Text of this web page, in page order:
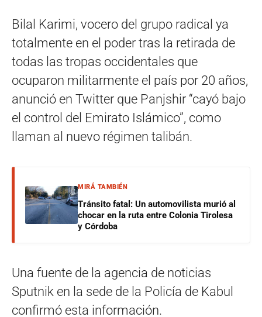
Bilal Karimi, vocero del grupo radical ya
totalmente en el poder tras la retirada de
todas las tropas occidentales que
ocuparon militarmente el país por 20 años,
anunció en Twitter que Panjshir “cayó bajo
el control del Emirato Islámico”, como
llaman al nuevo régimen talibán.
MIRÁ TAMBIÉN
Tránsito fatal: Un automovilista murió al
chocar en la ruta entre Colonia Tirolesa
y Córdoba
Una fuente de la agencia de noticias
Sputnik en la sede de la Policía de Kabul
confirmó esta información.